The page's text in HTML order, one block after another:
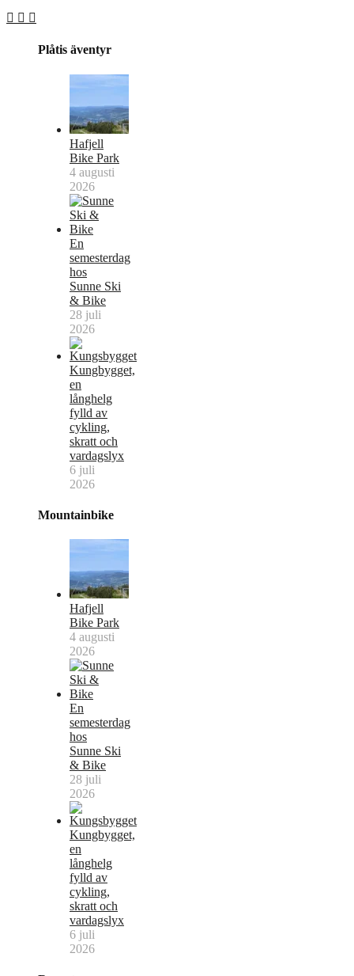
Plåtis äventyr
Hafjell
Bike Park
4 augusti
2026
En
semesterdag
hos
Sunne Ski
& Bike
28 juli
2026
Kungbygget,
en
långhelg
fylld av
cykling,
skratt och
vardagslyx
6 juli
2026
Mountainbike
Hafjell
Bike Park
4 augusti
2026
En
semesterdag
hos
Sunne Ski
& Bike
28 juli
2026
Kungbygget,
en
långhelg
fylld av
cykling,
skratt och
vardagslyx
6 juli
2026